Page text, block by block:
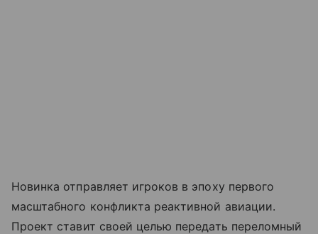
Новинка отправляет игроков в эпоху первого
масштабного конфликта реактивной авиации.
Проект ставит своей целью передать переломный